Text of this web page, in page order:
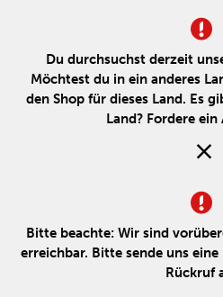
Du durchsuchst derzeit
Möchtest du in ein anderes
den Shop für dieses Land. Es
Land? Fordere
Bitte beachte: Wir sind
erreichbar. Bitte sende uns
Rückruf